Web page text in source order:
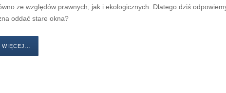
ze względów prawnych, jak i ekologicznych. Dlatego dziś
oddać stare okna?
WIĘCEJ…